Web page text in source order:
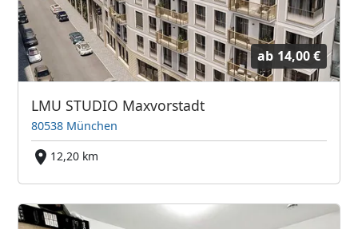
ab 14,00 €
LMU STUDIO Maxvorstadt
80538 München
12,20 km